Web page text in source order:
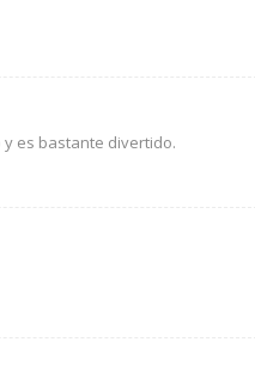
y es bastante divertido.